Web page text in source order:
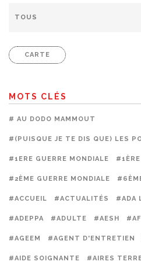
CARTE
MOTS CLÉS
# AU DODO MAMMOUT
#(PUISQUE JE TE DIS QUE) LES
#1ERE GUERRE MONDIALE
#2ÈME GUERRE MONDIALE
#ACCUEIL #ACTUALITÉS #ADA
#ADEPPA #ADULTE #AESH
#AGEEM #AGENT D'ENTRETIEN
#AIDE SOIGNANTE #AIRES